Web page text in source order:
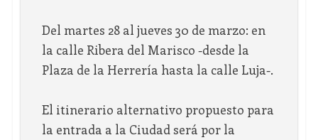
Del martes 28 al jueves 30 de marzo: en
la calle Ribera del Marisco -desde la
Plaza de la Herrería hasta la calle Luja-.
El itinerario alternativo propuesto para
la entrada a la Ciudad será por la